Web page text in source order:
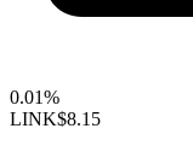
0.01%
LINK$8.15